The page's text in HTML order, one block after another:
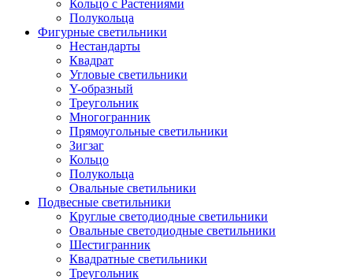
Кольцо с Растениями
Полукольца
Фигурные светильники
Нестандарты
Квадрат
Угловые светильники
Y-образный
Треугольник
Многогранник
Прямоугольные светильники
Зигзаг
Кольцо
Полукольца
Овальные светильники
Подвесные светильники
Круглые светодиодные светильники
Овальные светодиодные светильники
Шестигранник
Квадратные светильники
Треугольник